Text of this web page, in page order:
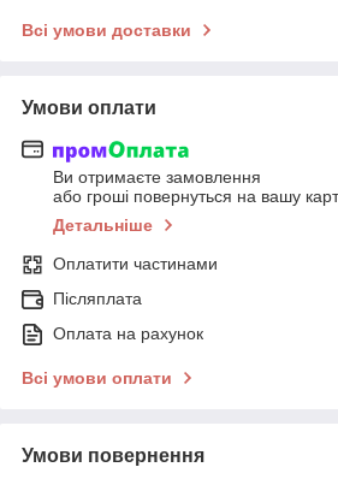
Всі умови доставки
Умови оплати
Ви отримаєте замовлення
або гроші повернуться на вашу
Детальніше
Оплатити частинами
Післяплата
Оплата на рахунок
Всі умови оплати
Умови повернення